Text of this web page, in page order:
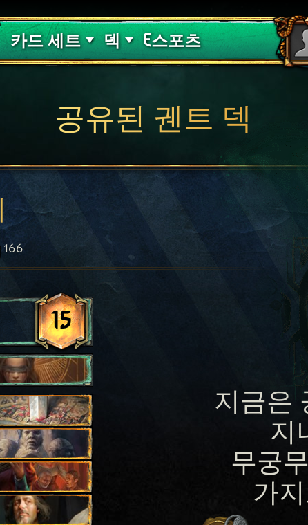
카드 세트
핏빛 저주
덱
덱 가이드
E스포츠
공유된 궨트 덱
166
15
지금은
지
무궁
가